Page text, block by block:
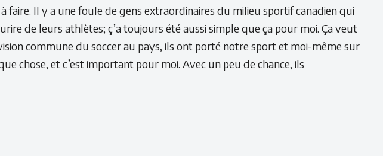
faire. Il y a une foule de gens extraordinaires du milieu sportif canadien qui
de leurs athlètes; ç’a toujours été aussi simple que ça pour moi. Ça veut
commune du soccer au pays, ils ont porté notre sport et moi-même sur
chose, et c’est important pour moi. Avec un peu de chance, ils